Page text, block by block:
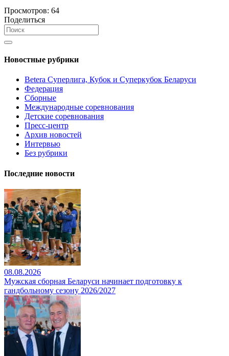
Просмотров: 64
Поделиться
Новостные рубрики
Betera Суперлига, Кубок и Суперкубок Беларуси
Федерация
Сборные
Международные соревнования
Детские соревнования
Пресс-центр
Архив новостей
Интервью
Без рубрики
Последние новости
08.08.2026
Мужская сборная Беларуси начинает подготовку к
гандбольному сезону 2026/2027